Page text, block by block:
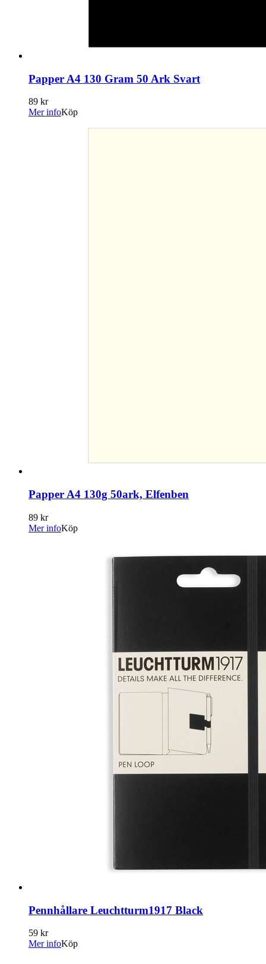
Papper A4 130 Gram 50 Ark Svart
89 kr
Mer infoKöp
Papper A4 130g 50ark, Elfenben
89 kr
Mer infoKöp
Pennhållare Leuchtturm1917 Black
59 kr
Mer infoKöp